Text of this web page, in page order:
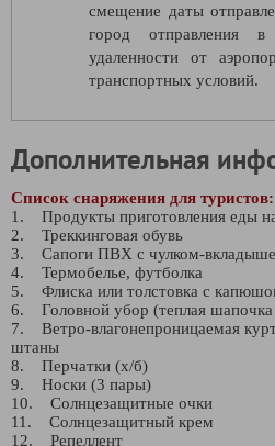
смещение даты
город отправления
удаленности от
транспортных условий.
Дополнительная
Список снаряжения для туристов:
1. Продукты приготовления еды
2. Треккинговая обувь
3. Сапоги ПВХ с чулком-
4. Термобелье, футболка
5. Флиска или толстовка с
6. Головной убор (теплая шапочка
7. Ветро-влагонепроницаемая
штаны
8. Перчатки (х/б)
9. Носки (3 пары)
10. Солнцезащитные очки
11. Солнцезащитный крем
12. Репеллент